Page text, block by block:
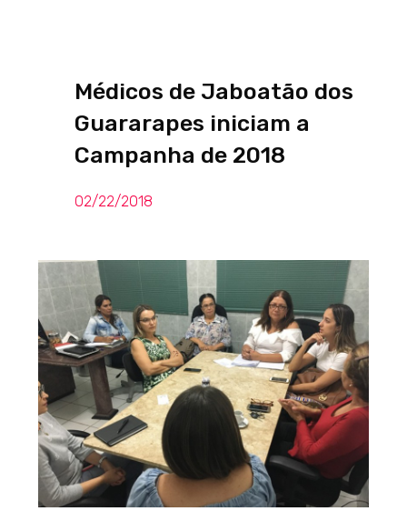
Médicos de Jaboatão dos
Guararapes iniciam a
Campanha de 2018
02/22/2018